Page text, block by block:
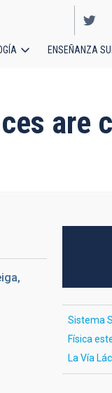
ENSEÑANZA
are
Sistema
Física
La Vía